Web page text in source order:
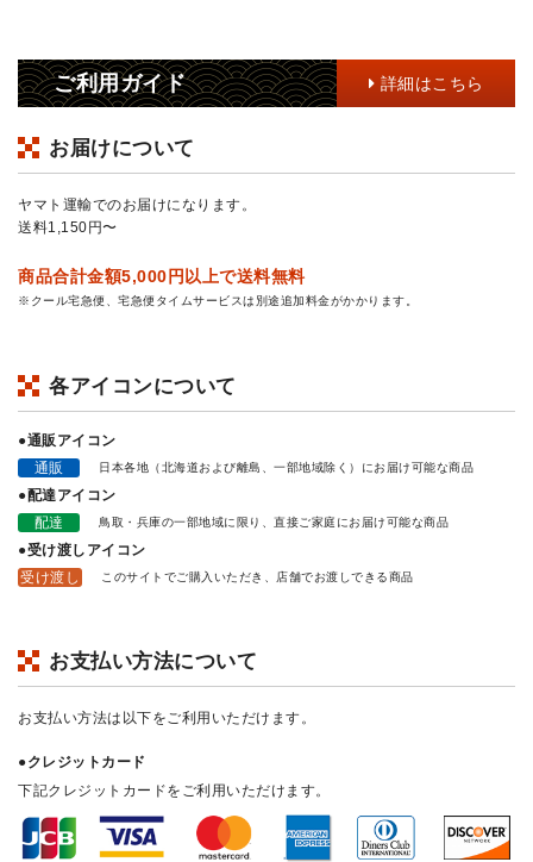
ご利用ガイド 詳細はこちら
お届けについて
ヤマト運輸でのお届けになります。
送料1,150円〜
商品合計金額5,000円以上で送料無料
※クール宅急便、宅急便タイムサービスは別途追加料金がかかります。
各アイコンについて
●通販アイコン
通販
日本各地（北海道および離島、一部地域除く）にお届け可能な商品
●配達アイコン
配達
鳥取・兵庫の一部地域に限り、直接ご家庭にお届け可能な商品
●受け渡しアイコン
受け渡し
このサイトでご購入いただき、店舗でお渡しできる商品
お支払い方法について
お支払い方法は以下をご利用いただけます。
●クレジットカード
下記クレジットカードをご利用いただけます。